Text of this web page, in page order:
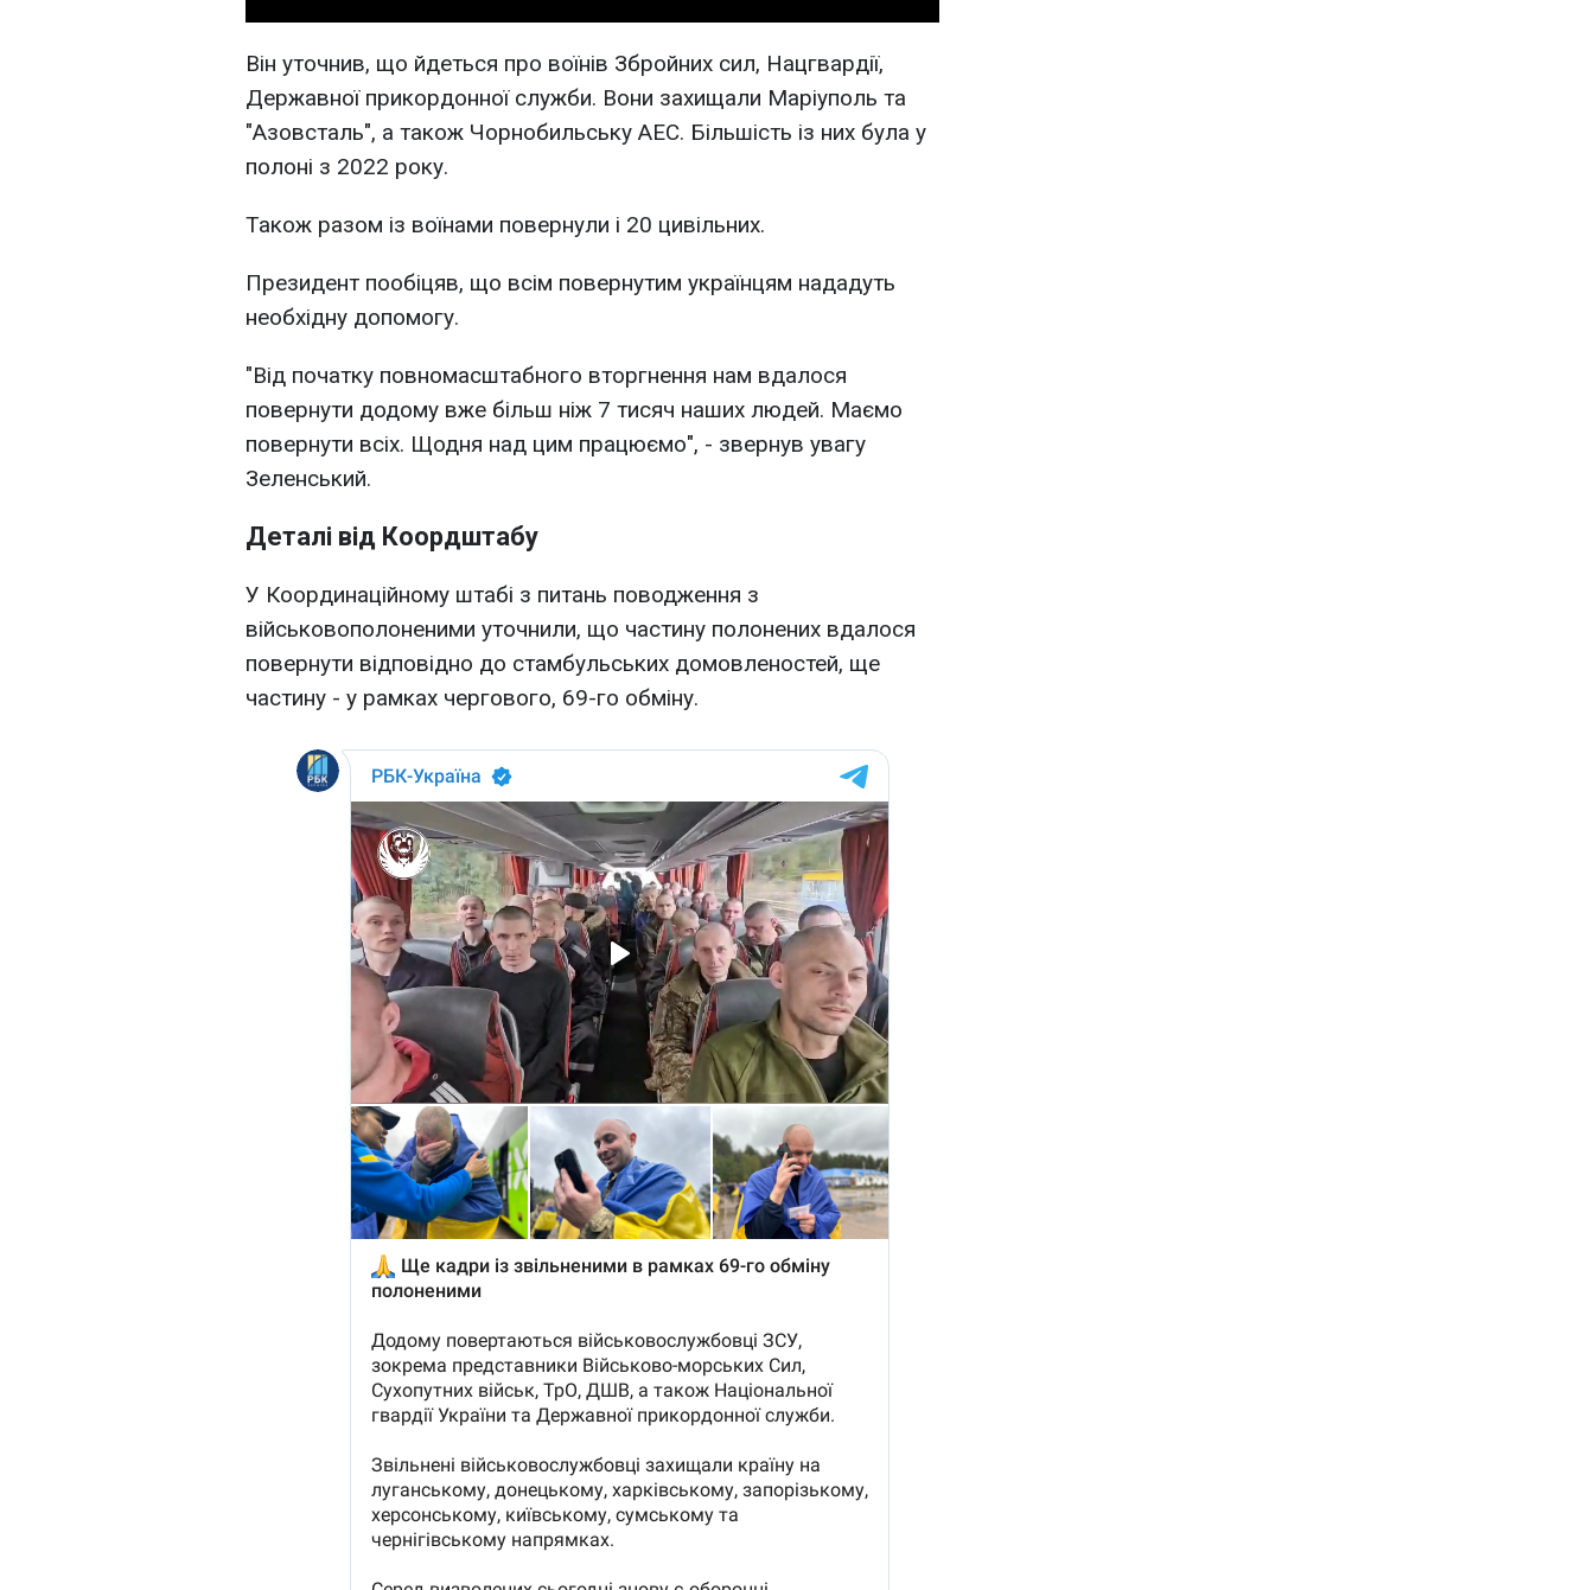
Він уточнив, що йдеться про воїнів Збройних сил, Нацгвардії,
Державної прикордонної служби. Вони захищали Маріуполь та
"Азовсталь", а також Чорнобильську АЕС. Більшість із них була у
полоні з 2022 року.
Також разом із воїнами повернули і 20 цивільних.
Президент пообіцяв, що всім повернутим українцям нададуть
необхідну допомогу.
"Від початку повномасштабного вторгнення нам вдалося
повернути додому вже більш ніж 7 тисяч наших людей. Маємо
повернути всіх. Щодня над цим працюємо", - звернув увагу
Зеленський.
Деталі від Коордштабу
У Координаційному штабі з питань поводження з
військовополоненими уточнили, що частину полонених вдалося
повернути відповідно до стамбульських домовленостей, ще
частину - у рамках чергового, 69-го обміну.